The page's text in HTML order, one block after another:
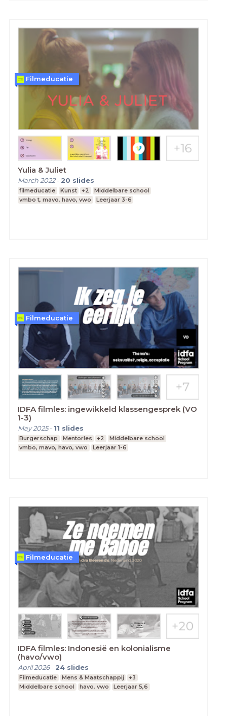
Yulia & Juliet
March 2022- 20 slides
filmeducatie Kunst +2
Middelbare school
vmbo t, mavo, havo, vwo
Leerjaar 3-6
Filmeducatie
IDFA filmles: ingewikkeld klassengesprek (VO
1-3)
May 2025- 11 slides
Burgerschap Mentorles +2
Middelbare school
vmbo, mavo, havo, vwo
Leerjaar 1-6
Filmeducatie
IDFA filmles: Indonesië en kolonialisme
(havo/vwo)
April 2026- 24 slides
Filmeducatie Mens & Maatschappij
+3
Middelbare school
havo, vwo Leerjaar 5,6
Filmeducatie